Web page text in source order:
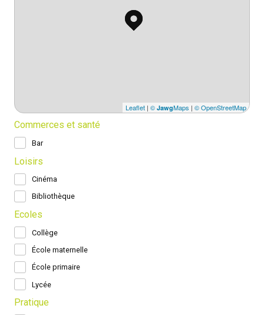
Leaflet | © JawgMaps | © OpenStreetMap
Commerces et santé
Bar
Loisirs
Cinéma
Bibliothèque
Ecoles
Collège
École maternelle
École primaire
Lycée
Pratique